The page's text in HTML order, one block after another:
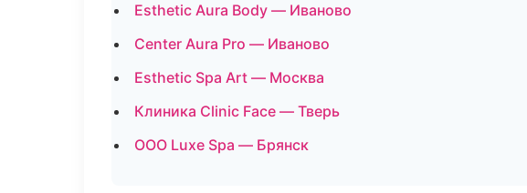
Esthetic Aura Body — Иваново
Center Aura Pro — Иваново
Esthetic Spa Art — Москва
Клиника Clinic Face — Тверь
ООО Luxe Spa — Брянск